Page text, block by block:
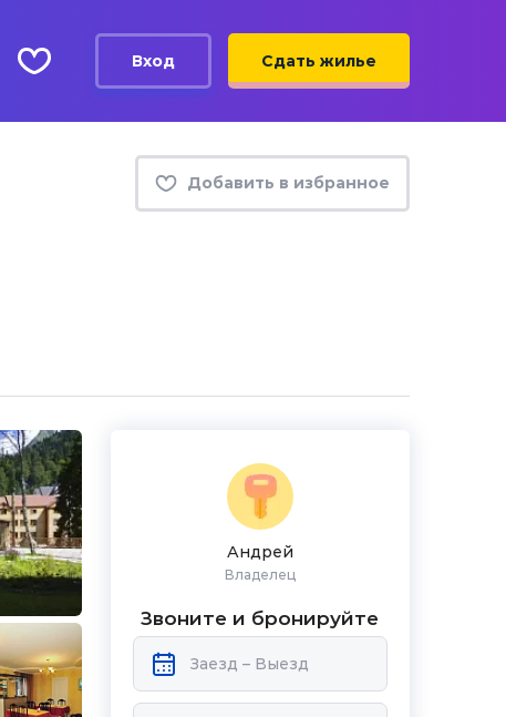
Вход Сдать жилье
Добавить в избранное
Андрей
Владелец
Звоните и бронируйте